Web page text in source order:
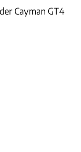
Cayman GT4